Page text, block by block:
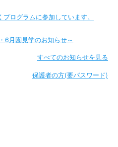
プログラムに参加しています。
月園見学のお知らせ～
すべてのお知らせを見る
保護者の方(要パスワード)